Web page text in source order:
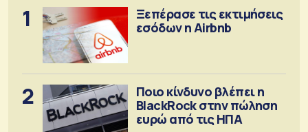
1
Ξεπέρασε τις εκτιμήσεις
εσόδων η Airbnb
2
Ποιο κίνδυνο βλέπει η
BlackRock στην πώληση
ευρώ από τις ΗΠΑ